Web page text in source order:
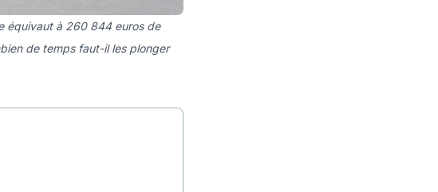
équivaut à 260 844 euros de
de temps faut-il les plonger